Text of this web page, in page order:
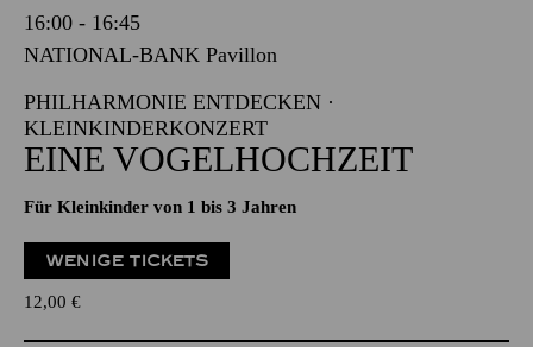
16:00 - 16:45
NATIONAL-BANK Pavillon
PHILHARMONIE ENTDECKEN ·
KLEINKINDERKONZERT
EINE VOGELHOCHZEIT
Für Kleinkinder von 1 bis 3 Jahren
WENIGE TICKETS
12,00 €